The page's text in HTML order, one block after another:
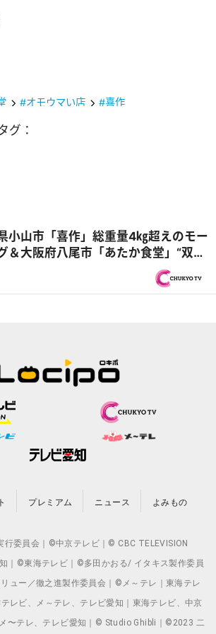
#オモウマい店 #喜作
グ：
小山市「喜作」総重量4㎏超えのモー
＆大阪府八尾市「あたか食堂」“双子
妹”が再び登場『オモウマい店』
プレミアム ニュース よみもの
行委員会｜©中京テレビ｜© CBC TELEVISION
｜©東海テレビ｜©多田かおる/ イタキス製作委員
ュー／徹之進製作委員会｜©メ～テレ｜東海テレ
レビ、メ～テレ、テレビ愛知｜東海テレビ、中京
〜テレ、テレビ愛知｜© Studio Ghibli｜©2023 二